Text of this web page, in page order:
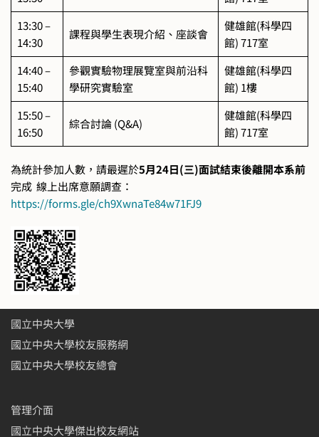
13:30 –
14:30
課程與學生表現介紹、座談會
健雄館(科學四
館) 717室
14:40 –
15:40
參觀實驗物理展覽室與前沿科
學研究實驗室
健雄館(科學四
館) 1樓
15:50 –
16:50
綜合討論 (Q&A)
健雄館(科學四
館) 717室
為統計參加人數，請最遲於5月24日(三)面試結束後離開本系前
完成 線上出席意願調查：
https://forms.gle/ch9XwnaTe84w71FJ9
國立中央大學
國立中央大學校友服務網
國立中央大學校友總會
管理介面
國立中央大學傑出校友網站